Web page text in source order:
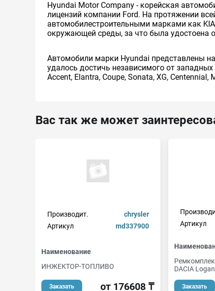
Hyundai Motor Company - корейская
лицензий компании Ford. На протяжении
автомобилестроительными марками как
окружающей среды, за что была удостоена
Автомобили марки Hyundai представлены
удалось достичь независимого от
Accent, Elantra, Coupe, Sonata, XG, Centennial,
Вас так же может
Производит.
chrysler
Артикул
md337900
Наименование
ИНЖЕКТОР-ТОПЛИВО
Заказать от 176608 ₸
Артикул
DACIA
Заказать